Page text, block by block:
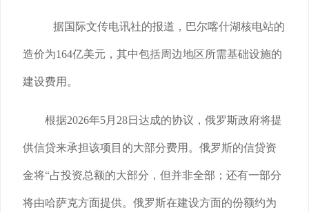
据国际文传电讯社的报道，巴尔喀什湖核电站的
造价为164亿美元，其中包括周边地区所需基础设施的
建设费用。
根据2026年5月28日达成的协议，俄罗斯政府将提
供信贷来承担该项目的大部分费用。俄罗斯的信贷资
金将“占投资总额的大部分，但并非全部；还有一部分
将由哈萨克方面提供。俄罗斯在建设方面的份额约为